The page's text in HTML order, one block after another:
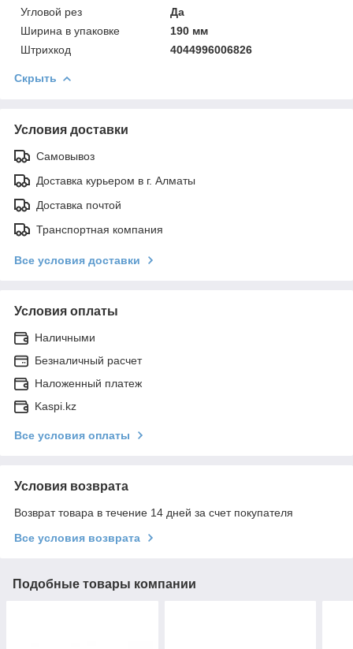
Угловой рез
Да
Ширинa в упаковке
190 мм
Штрихкод
4044996006826
Скрыть
Условия доставки
Самовывоз
Доставка курьером в г. Алматы
Доставка почтой
Транспортная компания
Все условия доставки
Условия оплаты
Наличными
Безналичный расчет
Наложенный платеж
Kaspi.kz
Все условия оплаты
Условия возврата
Возврат товара в течение 14 дней за счет покупателя
Все условия возврата
Подобные товары компании